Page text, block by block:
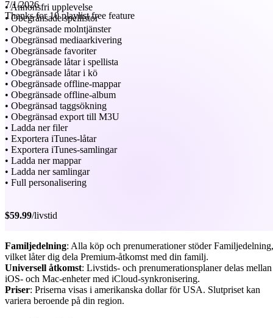
• Annonsfri upplevelse
• Obegränsade spellistor
• Obegränsade molntjänster
• Obegränsad mediaarkivering
• Obegränsade favoriter
• Obegränsade låtar i spellista
• Obegränsade låtar i kö
• Obegränsade offline-mappar
• Obegränsade offline-album
• Obegränsad taggsökning
• Obegränsad export till M3U
• Ladda ner filer
• Exportera iTunes-låtar
• Exportera iTunes-samlingar
• Ladda ner mappar
• Ladda ner samlingar
• Full personalisering
$59.99/livstid
Familjedelning: Alla köp och prenumerationer stöder Familjedelning,
vilket låter dig dela Premium-åtkomst med din familj.
Universell åtkomst: Livstids- och prenumerationsplaner delas mellan
iOS- och Mac-enheter med iCloud-synkronisering.
Priser: Priserna visas i amerikanska dollar för USA. Slutpriset kan
variera beroende på din region.